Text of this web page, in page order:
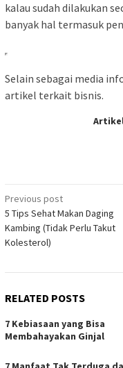
kalau sudah dilakukan
banyak hal termasuk
Selain sebagai media
artikel terkait bisnis.
Post
navigation
Previous post
5 Tips Sehat Makan Daging
Kambing (Tidak Perlu Takut
Kolesterol)
RELATED POSTS
7 Kebiasaan yang Bisa
Membahayakan Ginjal